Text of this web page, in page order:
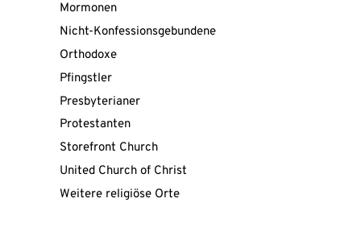
Mormonen
Nicht-Konfessionsgebundene
Orthodoxe
Pfingstler
Presbyterianer
Protestanten
Storefront Church
United Church of Christ
Weitere religiöse Orte
dem